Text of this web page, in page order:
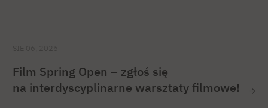
Film Spring Open – zgłoś się
na interdyscyplinarne warsztaty filmowe!